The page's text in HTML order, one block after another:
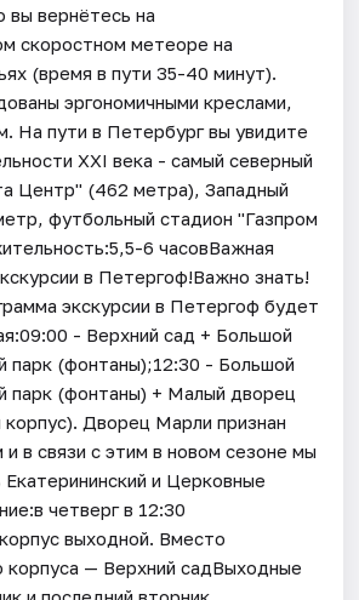
вы вернётесь на
скоростном метеоре на
(время в пути 35-40 минут).
эргономичными креслами,
На пути в Петербург вы увидите
XXI века - самый северный
Центр" (462 метра), Западный
футбольный стадион "Газпром
6 часовВажная
в Петергоф!Важно знать!
экскурсии в Петергоф будет
- Верхний сад + Большой
парк (фонтаны);12:30 - Большой
парк (фонтаны) + Малый дворец
корпус). Дворец Марли признан
в связи с этим в новом сезоне мы
и Церковные
четверг в 12:30
выходной. Вместо
корпуса — Верхний садВыходные